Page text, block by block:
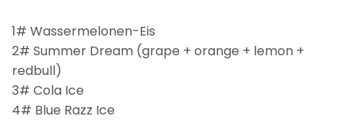
1# Wassermelonen-Eis
2# Summer Dream (grape + orange + lemon +
redbull)
3# Cola Ice
4# Blue Razz Ice